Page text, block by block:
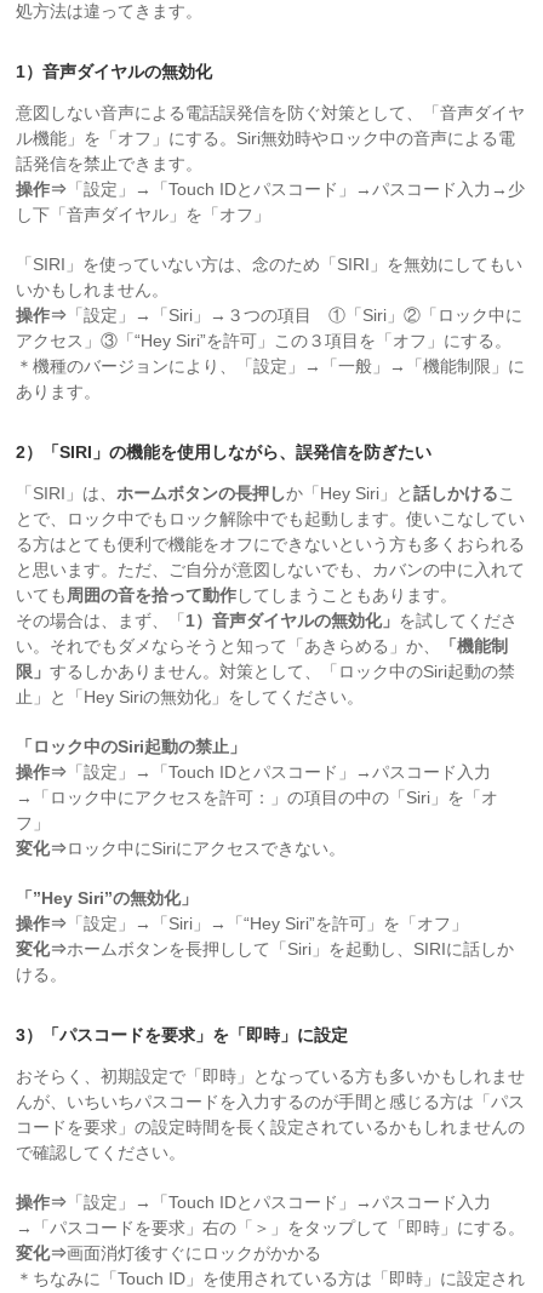
処方法は違ってきます。
1）音声ダイヤルの無効化
意図しない音声による電話誤発信を防ぐ対策として、「音声ダイヤ
ル機能」を「オフ」にする。Siri無効時やロック中の音声による電
話発信を禁止できます。
操作⇒ 「設定」→「Touch IDとパスコード」→パスコード入力→少
し下「音声ダイヤル」を「オフ」
「SIRI」を使っていない方は、念のため「SIRI」を無効にしてもい
いかもしれません。
操作⇒ 「設定」→「Siri」→３つの項目 ①「Siri」②「ロック中に
アクセス」③「“Hey Siri”を許可」この３項目を「オフ」にする。
＊機種のバージョンにより、「設定」→「一般」→「機能制限」に
あります。
2）「SIRI」の機能を使用しながら、誤発信を防ぎたい
「SIRI」は、ホームボタンの長押しか「Hey Siri」と話しかけるこ
とで、ロック中でもロック解除中でも起動します。使いこなしてい
る方はとても便利で機能をオフにできないという方も多くおられる
と思います。ただ、ご自分が意図しないでも、カバンの中に入れて
いても 周囲の音を拾って動作してしまうこともあります。
その場合は、まず、「 1）音声ダイヤルの無効化」 を試してくださ
い。それでもダメならそうと知って「あきらめる」か、
「機能制
限」するしかありません。対策として、「ロック中のSiri起動の禁
止」と「Hey Siriの無効化」をしてください。
「ロック中のSiri起動の禁止」
操作⇒ 「設定」→「Touch IDとパスコード」→パスコード入力
→「ロック中にアクセスを許可：」の項目の中の「Siri」を「オ
フ」
変化⇒ロック中にSiriにアクセスできない。
「”Hey Siri”の無効化」
操作⇒ 「設定」→「Siri」→「“Hey Siri”を許可」を「オフ」
変化⇒ホームボタンを長押しして「Siri」を起動し、SIRIに話しか
ける。
3）「パスコードを要求」を「即時」に設定
おそらく、初期設定で「即時」となっている方も多いかもしれませ
んが、いちいちパスコードを入力するのが手間と感じる方は「パス
コードを要求」の設定時間を長く設定されているかもしれませんの
で確認してください。
操作⇒ 「設定」→「Touch IDとパスコード」→パスコード入力
→「パスコードを要求」右の「＞」をタップして「即時」にする。
変化⇒画面消灯後すぐにロックがかかる
＊ちなみに「Touch ID」を使用されている方は「即時」に設定され